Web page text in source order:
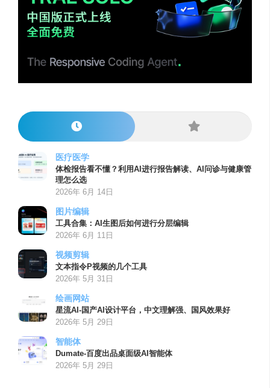
医疗医学
体检报告看不懂？利用AI进行报告解读、AI问诊与健康管
理怎么选
2026年 6月 14日
图片编辑
工具合集：AI生图后如何进行分层编辑
2026年 6月 11日
视频剪辑
文本指令P视频的几个工具
2026年 5月 31日
绘画网站
星流AI-国产AI设计平台，中文理解强、国风效果好
2026年 5月 29日
智能体
Dumate-百度出品桌面级AI智能体
2026年 5月 29日